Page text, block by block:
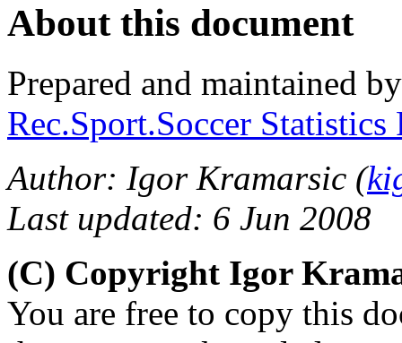
About this document
Prepared and maintained
Rec.Sport.Soccer
Author: Igor Kramarsic (
Last updated: 6 Jun 2008
(C) Copyright Igor
You are free to copy this